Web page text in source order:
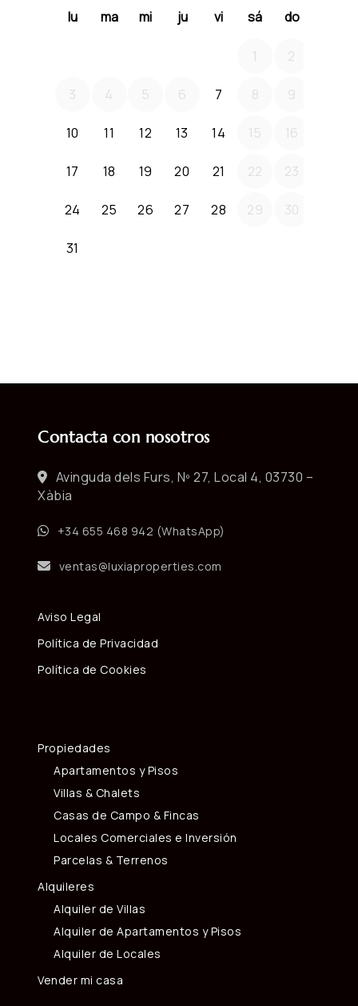
Contacta con nosotros
Avinguda dels Furs, Nº 27, Local 4, 03730 –
Xàbia
+34 655 468 942 (WhatsApp)
ventas@luxiaproperties.com
Aviso Legal
Política de Privacidad
Política de Cookies
Propiedades
Apartamentos y Pisos
Villas & Chalets
Casas de Campo & Fincas
Locales Comerciales e Inversión
Parcelas & Terrenos
Alquileres
Alquiler de Villas
Alquiler de Apartamentos y Pisos
Alquiler de Locales
Vender mi casa